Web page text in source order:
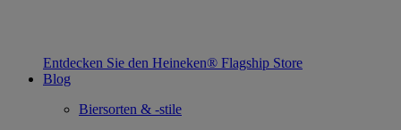
Entdecken Sie den Heineken® Flagship Store
Blog
Biersorten & -stile